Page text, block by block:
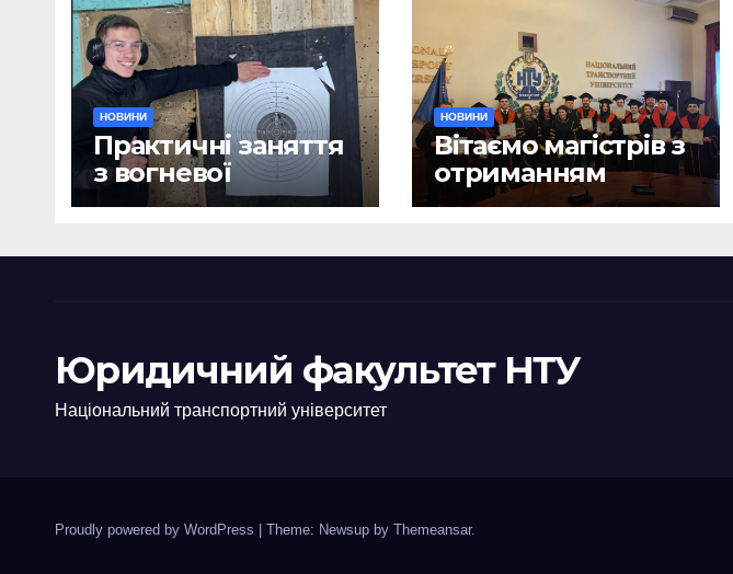
НОВИНИ
Практичні заняття
з вогневої
підготовки
НОВИНИ
Вітаємо магістрів з
отриманням
дипломів!
Юридичний факультет НТУ
Національний транспортний університет
Proudly powered by WordPress Theme: Newsup by Themeansar.